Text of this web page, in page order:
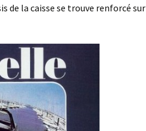
de la caisse se trouve renforcé sur